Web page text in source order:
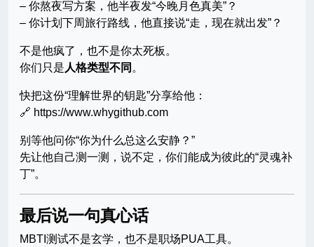
– 你熬夜写方案，他半夜发“今晚月色真美”？
– 你计划下周旅行路线，他直接说“走，现在就出发”？
不是他疯了，也不是你太死板。
你们只是 人格类型不同 。
快把这份“理解世界的钥匙”分享给他：
🔗 https://www.whygithub.com
别等他问你“你为什么总这么安静？”
先让他自己测一测，说不定，你们能成为彼此的“灵魂补
丁”。
最后说一句真心话
MBTI测试不是玄学，也不是职场PUA工具。